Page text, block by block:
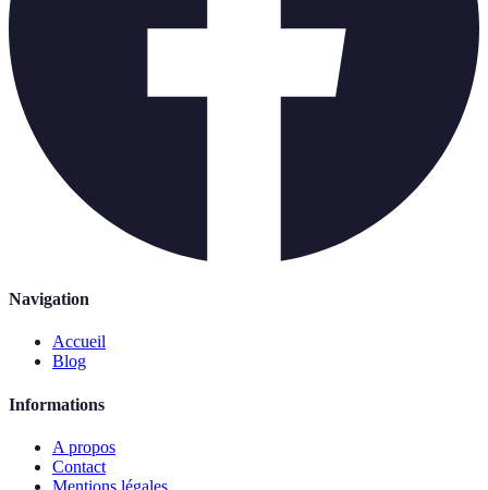
Navigation
Accueil
Blog
Informations
A propos
Contact
Mentions légales